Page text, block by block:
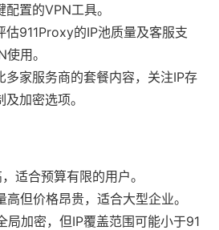
置的VPN工具。
估911Proxy的IP池质量及客服支
用。
多家服务商的套餐内容，关注IP存
加密选项。
适合预算有限的用户。
高但价格昂贵，适合大型企业。
局加密，但IP覆盖范围可能小于91